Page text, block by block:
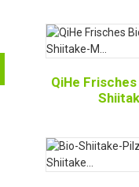
QiHe